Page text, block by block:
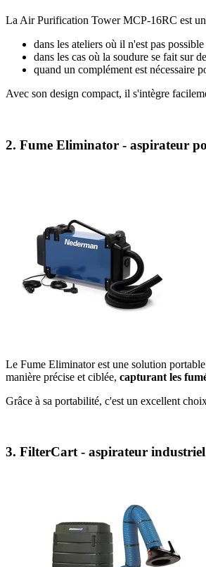
La Air Purification Tower MCP-16RC est
dans les ateliers où il n'est pas
dans les cas où la soudure se fait sur
quand un complément est nécessaire
Avec son design compact, il s'intègre
2. Fume Eliminator - aspirateur
Le Fume Eliminator est une solution
manière précise et ciblée, capturant les
Grâce à sa portabilité, c'est un excellent
3. FilterCart - aspirateur industriel